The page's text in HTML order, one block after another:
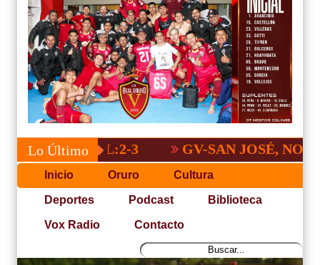
Lo Último GV-SAN JOSÉ, NO PUDO
Inicio Oruro Cultura
Deportes Podcast Biblioteca
Vox Radio Contacto